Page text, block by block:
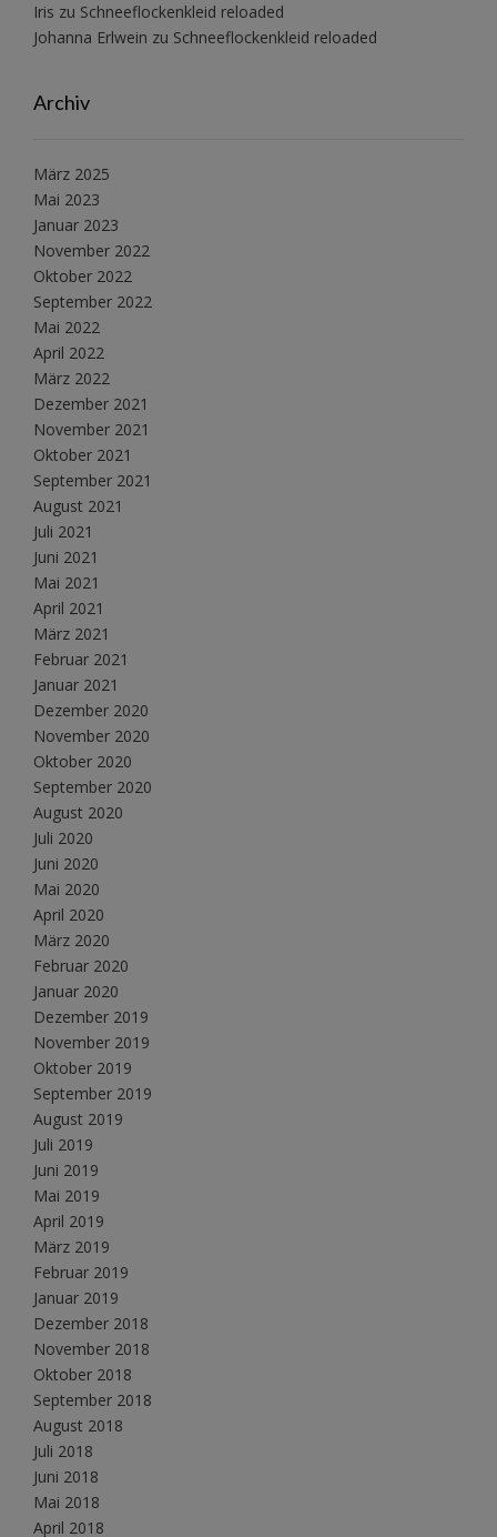
Iris zu Schneeflockenkleid reloaded
Johanna Erlwein zu Schneeflockenkleid reloaded
Archiv
März 2025
Mai 2023
Januar 2023
November 2022
Oktober 2022
September 2022
Mai 2022
April 2022
März 2022
Dezember 2021
November 2021
Oktober 2021
September 2021
August 2021
Juli 2021
Juni 2021
Mai 2021
April 2021
März 2021
Februar 2021
Januar 2021
Dezember 2020
November 2020
Oktober 2020
September 2020
August 2020
Juli 2020
Juni 2020
Mai 2020
April 2020
März 2020
Februar 2020
Januar 2020
Dezember 2019
November 2019
Oktober 2019
September 2019
August 2019
Juli 2019
Juni 2019
Mai 2019
April 2019
März 2019
Februar 2019
Januar 2019
Dezember 2018
November 2018
Oktober 2018
September 2018
August 2018
Juli 2018
Juni 2018
Mai 2018
April 2018